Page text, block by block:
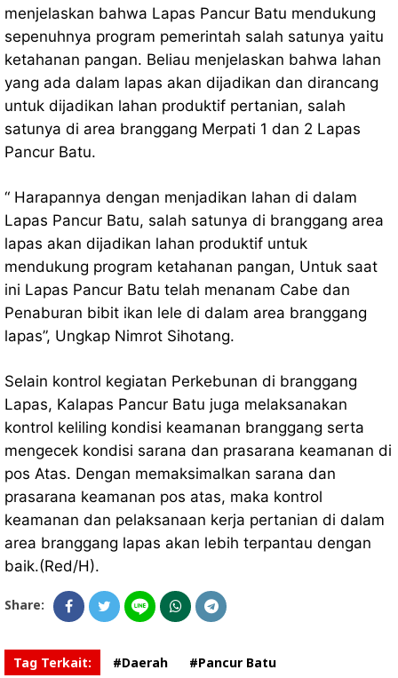
menjelaskan bahwa Lapas Pancur Batu mendukung
sepenuhnya program pemerintah salah satunya yaitu
ketahanan pangan. Beliau menjelaskan bahwa lahan
yang ada dalam lapas akan dijadikan dan dirancang
untuk dijadikan lahan produktif pertanian, salah
satunya di area branggang Merpati 1 dan 2 Lapas
Pancur Batu.
“ Harapannya dengan menjadikan lahan di dalam
Lapas Pancur Batu, salah satunya di branggang area
lapas akan dijadikan lahan produktif untuk
mendukung program ketahanan pangan, Untuk saat
ini Lapas Pancur Batu telah menanam Cabe dan
Penaburan bibit ikan lele di dalam area branggang
lapas”, Ungkap Nimrot Sihotang.
Selain kontrol kegiatan Perkebunan di branggang
Lapas, Kalapas Pancur Batu juga melaksanakan
kontrol keliling kondisi keamanan branggang serta
mengecek kondisi sarana dan prasarana keamanan di
pos Atas. Dengan memaksimalkan sarana dan
prasarana keamanan pos atas, maka kontrol
keamanan dan pelaksanaan kerja pertanian di dalam
area branggang lapas akan lebih terpantau dengan
baik.(Red/H).
Share:
Tag Terkait: #Daerah #Pancur Batu